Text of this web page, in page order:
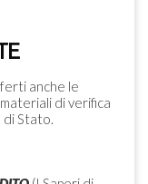
anche le
di verifica
di Stato.